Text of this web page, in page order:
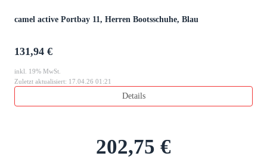
camel active Portbay 11, Herren Bootsschuhe, Blau
131,94 €
inkl. 19% MwSt.
Zuletzt aktualisiert: 17.04.26 01:21
Details
202,75 €